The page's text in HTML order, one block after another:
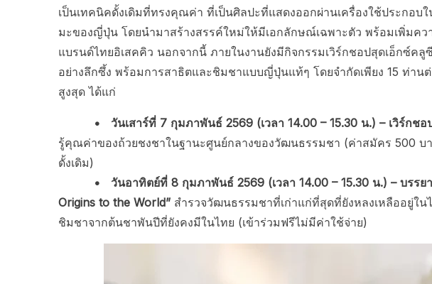
เป็นเทคนิคดั้งเดิมที่ทรงคุณค่า ที่เป็นศิลปะที่แสดงออกผ่านเครื่องใช้ประกอ
มะของญี่ปุ่น โดยนำมาสร้างสรรค์ใหม่ให้มีเอกลักษณ์เฉพาะตัว พร้อมเพิ่มคว
แบรนด์ไทยอิเสคคิว นอกจากนี้ ภายในงานยังมีกิจกรรมเวิร์กชอปสุดเอ็กซ์ค
อย่างลึกซึ้ง พร้อมการสาธิตและชิมชาแบบญี่ปุ่นแท้ๆ โดยจำกัดเพียง 15 ท่าน
สูงสุด ได้แก่
• วันเสาร์ที่ 7 กุมภาพันธ์ 2569 (เวลา 14.00 – 15.30 น.) – เวิร์กชอป
รู้คุณค่าของถ้วยชงชาในฐานะศูนย์กลางของวัฒนธรรมชา (ค่าสมัคร 500
ดั้งเดิม)
• วันอาทิตย์ที่ 8 กุมภาพันธ์ 2569 (เวลา 14.00 – 15.30 น.) – บรรยา
Origins to the World” สำรวจวัฒนธรรมชาที่เก่าแก่ที่สุดที่ยังหลงเหลืออยู่ใ
ชิมชาจากต้นชาพันปีที่ยังคงมีในไทย (เข้าร่วมฟรีไม่มีค่าใช้จ่าย)